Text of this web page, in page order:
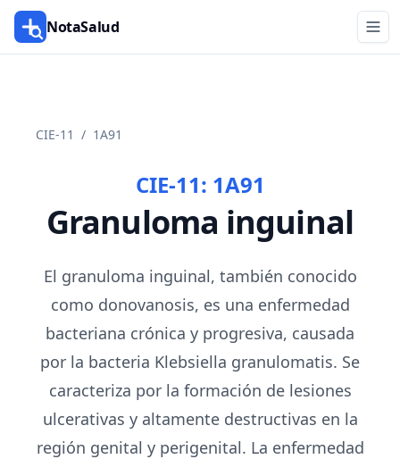
NotaSalud
CIE-11 / 1A91
CIE-11: 1A91
Granuloma inguinal
El granuloma inguinal, también conocido
como donovanosis, es una enfermedad
bacteriana crónica y progresiva, causada
por la bacteria Klebsiella granulomatis. Se
caracteriza por la formación de lesiones
ulcerativas y altamente destructivas en la
región genital y perigenital. La enfermedad